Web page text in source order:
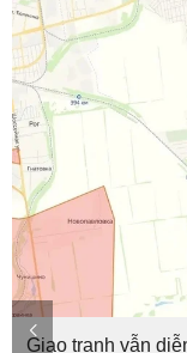
Giao tranh vẫn